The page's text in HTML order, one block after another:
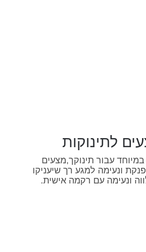
לתינוקות
עבור תינוקך,מצעים
ונעימה למגע רך שיעניקו
ונעימה עם רקמה אישית.